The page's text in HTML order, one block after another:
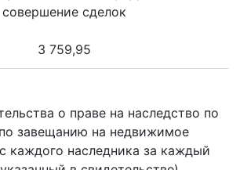
совершение сделок
3 759,95
о праве на наследство по
завещанию на недвижимое
каждого наследника за каждый